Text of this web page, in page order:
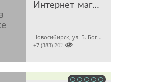
Интернет-магазин мебели
Новосибирск, ул. Б. Богаткова, 210/1, этаж 6, офис 608 (Торговый центр «Golden Field»)

+7 (383) 2079008